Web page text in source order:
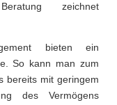
zeichnet
bieten ein
So kann man zum
bereits mit geringem
des Vermögens